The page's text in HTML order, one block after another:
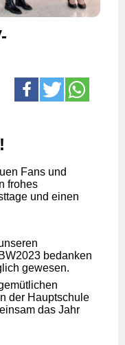
Fans und
frohes
und einen
bedanken
gewesen.
der Hauptschule
das Jahr